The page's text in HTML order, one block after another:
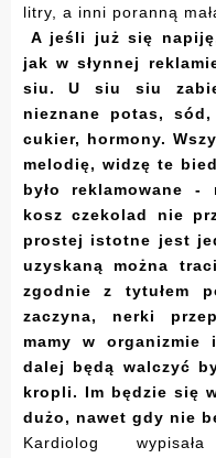
litry, a inni poranną
A jeśli już się
jak w słynnej
siu. U siu siu
nieznane potas, sód,
cukier, hormony.
melodię, widzę te
było reklamowane
kosz czekolad nie
prostej istotne jest
uzyskaną można
zgodnie z tytułem
zaczyna, nerki
mamy w organizmie
dalej będą walczyć
kropli. Im będzie się
dużo, nawet gdy nie
Kardiolog